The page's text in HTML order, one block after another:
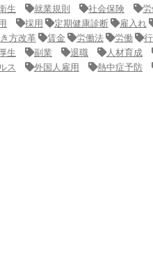
生 就業規則 社会保険
採用 定期健康診断 雇入れ
方改革 賃金 労働法 労働
生 副業 退職 人材育成
ス 外国人雇用 熱中症予防